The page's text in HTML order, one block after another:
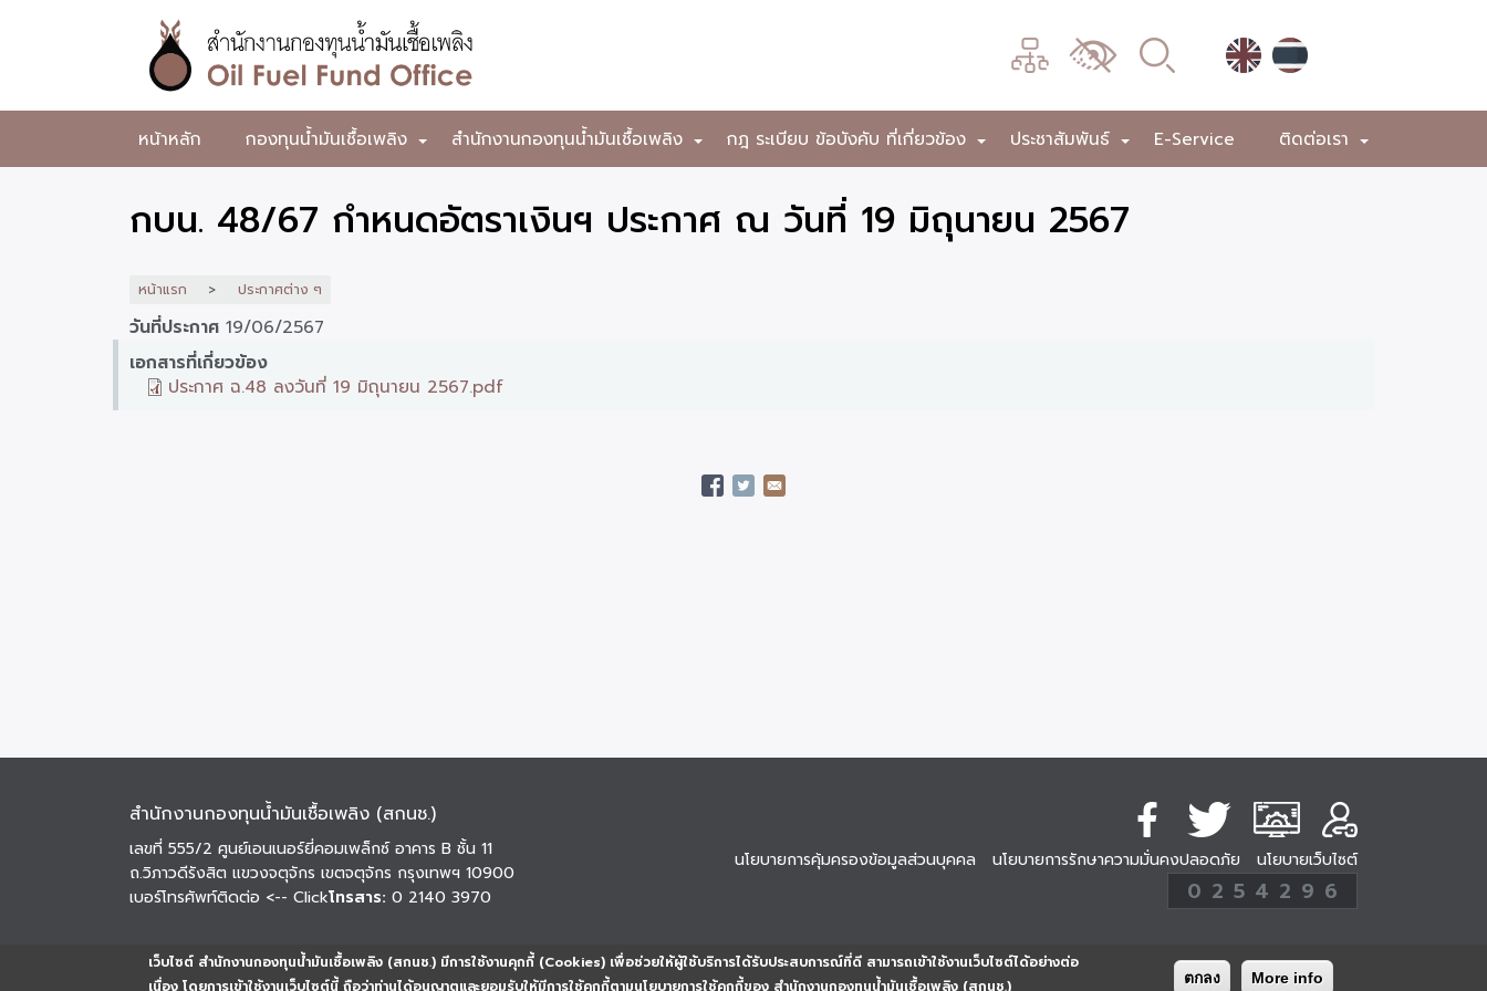
เว็บไซต์ สำนักงานกองทุนน้ำมันเชื้อเพลิง (สกนช.) มีการใช้งานคุกกี้ (Cookies) เพื่อช่วยให้ผู้ใช้บริการได้รับประสบการณ์ที่ดี สามารถเข้าใช้งานเว็บไซต์ได้อย่างต่อ
เนื่อง โดยการเข้าใช้งานเว็บไซต์นี้ ถือว่าท่านได้อนุญาตและยอมรับให้มีการใช้คุกกี้ตามนโยบายการใช้คุกกี้ของ สำนักงานกองทุนน้ำมันเชื้อเพลิง (สกนช.)
ตกลง More info
หลัก
สำนักงาน
กองทุน
น้ำมัน
เพลิง
เมนู
เปลี่ยน
ผล
หน้าหลัก +
กองทุนน้ำมันเชื้อเพลิง +
สำนักงานกองทุนน้ำมันเชื้อเพลิง +
กฎ ระเบียบ ข้อบังคับ ที่เกี่ยวข้อง +
ประชาสัมพันธ์ E-Service +
ติดต่อเรา
กบน. 48/67 กำหนดอัตราเงินฯ ประกาศ ณ วันที่ 19 มิถุนายน 2567
หน้าแรก ประกาศต่าง ๆ
วันที่ประกาศ 19/06/2567
เอกสารที่เกี่ยวข้อง
ประกาศ ฉ.48 ลงวันที่ 19 มิถุนายน 2567.pdf
สำนักงานกองทุนน้ำมันเชื้อเพลิง (สกนช.)
เลขที่ 555/2 ศูนย์เอนเนอร์ยี่คอมเพล็กซ์ อาคาร B ชั้น 11
ถ.วิภาวดีรังสิต แขวงจตุจักร เขตจตุจักร กรุงเทพฯ 10900
เบอร์โทรศัพท์ติดต่อ <-- Clickโทรสาร: 0 2140 3970
นโยบายการคุ้มครองข้อมูลส่วนบุคคล นโยบายการรักษาความมั่นคงปลอดภัย นโยบายเว็บไซต์
254296
ครั้ง
0 2 5 4 2 9 6